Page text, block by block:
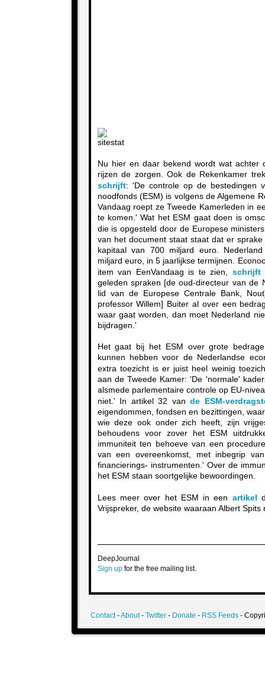
Nu hier en daar bekend wordt wat achter
rijzen de zorgen. Ook de Rekenkamer
schrijft: 'De controle op de bestedingen
noodfonds (ESM) is volgens de Algemene
Vandaag roept ze Tweede Kamerleden in
te komen.' Wat het ESM gaat doen is
die is opgesteld door de Europese
van het document staat staat dat er
kapitaal van 700 miljard euro.
miljard euro, in 5 jaarlijkse termijnen.
item van EenVandaag is te zien, schrijft
geleden spraken [de oud-directeur van de
lid van de Europese Centrale Bank,
professor Willem] Buiter al over een
waar gaat worden, dan moet Nederland
bijdragen.'
Het gaat bij het ESM over grote
kunnen hebben voor de Nederlandse
extra toezicht is er juist heel weinig
aan de Tweede Kamer: 'De 'normale'
alsmede parlementaire controle op EU-
niet.' In artikel 32 van de ESM-
eigendommen, fondsen en bezittingen,
wie deze ook onder zich heeft, zijn
behoudens voor zover het ESM
immuniteit ten behoeve van een
van een overeenkomst, met inbegrip
financierings- instrumenten.' Over de
het ESM staan soortgelijke bewoordingen.
Lees meer over het ESM in een artikel
Vrijspreker, de website waaraan Albert Spits
DeepJournal
Sign upfor the free mailing list.
Contact-About- Twitter- Donate - RSS Feeds-